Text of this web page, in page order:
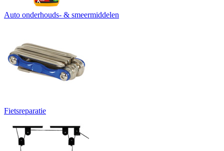
Auto onderhouds- & smeermiddelen
Fietsreparatie